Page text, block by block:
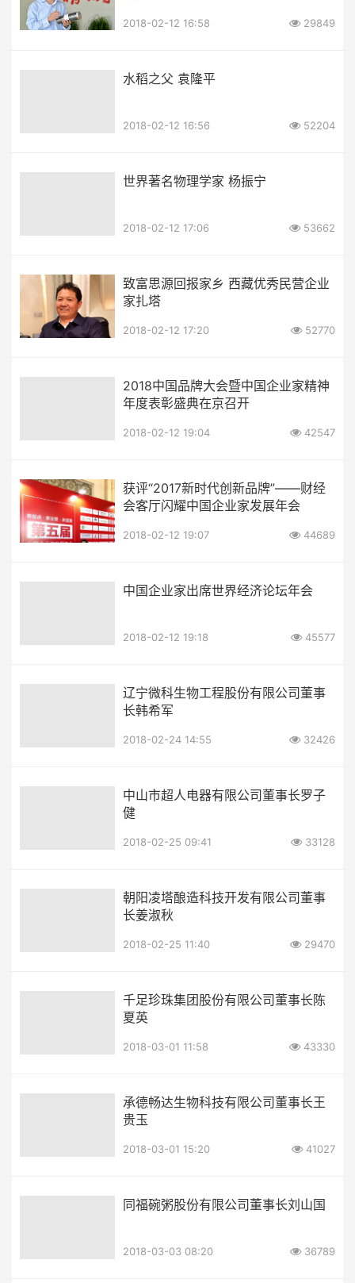
2018-02-12 16:58 29849
水稻之父 袁隆平
2018-02-12 16:56 52204
世界著名物理学家 杨振宁
2018-02-12 17:06 53662
致富思源回报家乡 西藏优秀民营企业
家扎塔
2018-02-12 17:20 52770
2018中国品牌大会暨中国企业家精神
年度表彰盛典在京召开
2018-02-12 19:04 42547
获评“2017新时代创新品牌”——财经
会客厅闪耀中国企业家发展年会
2018-02-12 19:07 44689
中国企业家出席世界经济论坛年会
2018-02-12 19:18 45577
辽宁微科生物工程股份有限公司董事
长韩希军
2018-02-24 14:55 32426
中山市超人电器有限公司董事长罗子
健
2018-02-25 09:41 33128
朝阳凌塔酿造科技开发有限公司董事
长姜淑秋
2018-02-25 11:40 29470
千足珍珠集团股份有限公司董事长陈
夏英
2018-03-01 11:58 43330
承德畅达生物科技有限公司董事长王
贵玉
2018-03-01 15:20 41027
同福碗粥股份有限公司董事长刘山国
2018-03-03 08:20 36789